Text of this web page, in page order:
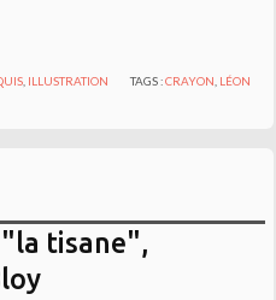
, ILLUSTRATION TAGS :CRAYON LÉON
tisane",